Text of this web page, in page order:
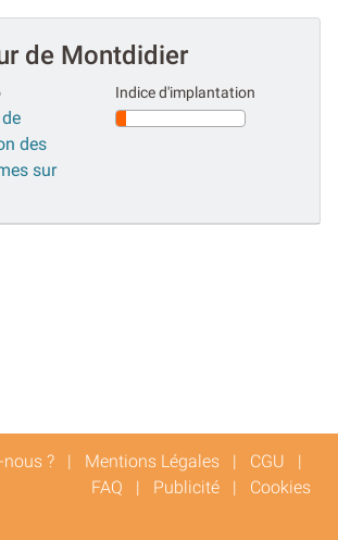
de Montdidier
des
sur
Indice d'implantation
? | Mentions Légales | CGU |
FAQ | Publicité | Cookies